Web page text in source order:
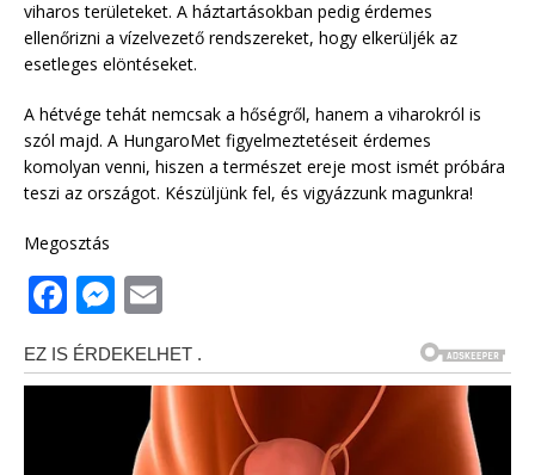
viharos területeket. A háztartásokban pedig érdemes
ellenőrizni a vízelvezető rendszereket, hogy elkerüljék az
esetleges elöntéseket.
A hétvége tehát nemcsak a hőségről, hanem a viharokról is
szól majd. A HungaroMet figyelmeztetéseit érdemes
komolyan venni, hiszen a természet ereje most ismét próbára
teszi az országot. Készüljünk fel, és vigyázzunk magunkra!
Megosztás
F
a
c
M
ss
n
ai
l